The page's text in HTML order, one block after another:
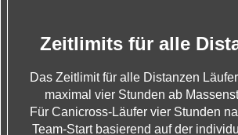
Zeitlimits für alle
Das Zeitlimit für alle Distanzen
maximal vier Stunden ab
Für Canicross-Läufer vier Stunden
Team-Start basierend auf der